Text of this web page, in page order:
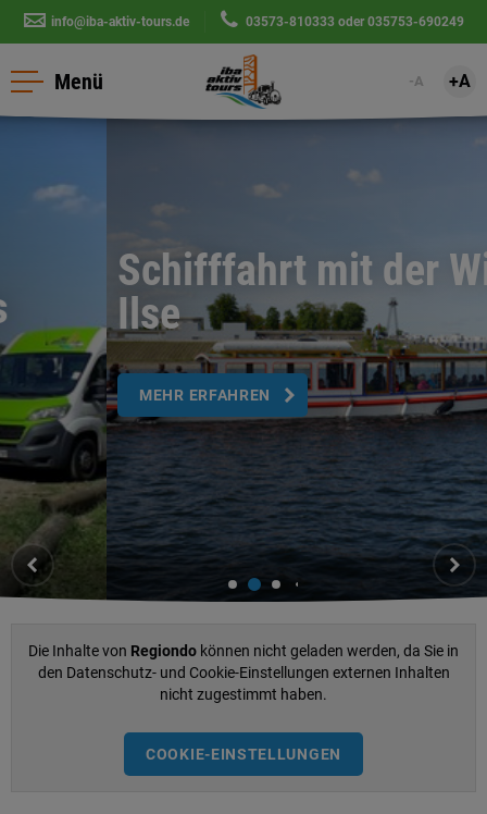
info@iba-aktiv-tours.de 03573-810333oder 035753-690249
Menü -A +A
Schifffahrt mit der Wilden
Ilse
MEHR ERFAHREN
Die Inhalte von Regiondo können nicht geladen werden, da Sie in
den Datenschutz- und Cookie-Einstellungen externen Inhalten
nicht zugestimmt haben.
COOKIE-EINSTELLUNGEN